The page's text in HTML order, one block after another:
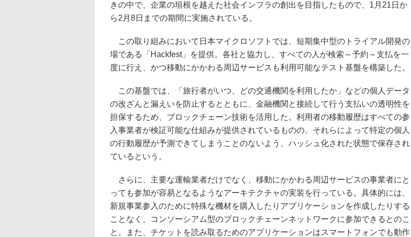
きの中で、企業の垣根を越えた社会インフラの創出を目指したもので、1月21日か
ら2月8日までの期間に実施されている。
この取り組みにおいて日本マイクロソフトでは、短期集中型のトライアル開発の
場である「Hackfest」を提供。各社と協力し、すべての人が検索～予約～支払を一
度に行え、かつ移動にかかわる周辺サービスも利用可能なテスト基盤を構築した。
この基盤では、「旅行者がいつ、どの交通機関を利用したか」などの個人データ
の改ざんと漏えいを防止するとともに、金融機関と接続して行う支払いの透明性を
担保するため、ブロックチェーン技術を活用した。利用者の移動履歴はすべての参
入事業者が検証可能な仕組みが提供されているものの、それらによって特定の個人
の行動履歴が予測できてしまうことのないよう、ハッシュ化された状態で保存され
ているという。
さらに、主要な運輸業者だけでなく、移動にかかわる周辺サービスの事業者にと
っても参加が容易となるようなアーキテクチャの実装を行っている。具体的には、
新規事業参入のために特殊な機材を購入したりアプリケーションを作成したりする
ことなく、コンソーシアム型のブロックチェーンネットワークに参加できるとのこ
と。また、チケットを読み取るためのアプリケーションはスマートフォンでも動作